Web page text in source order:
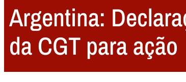
Argentina:
da CGT para ação